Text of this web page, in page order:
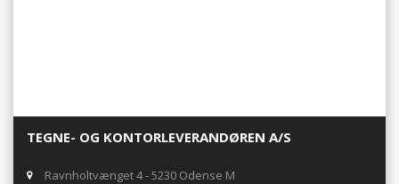
TEGNE- OG KONTORLEVERANDØREN A/S
Ravnholtvænget 4 - 5230 Odense M